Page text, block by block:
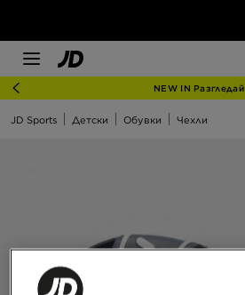
NEW IN Разгледай
JD Sports Детски Обувки Чехли